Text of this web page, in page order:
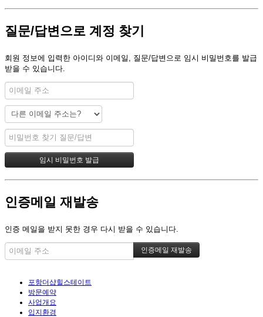
질문/답변으로 계정 찾기
회원 정보에 입력한 아이디와 이메일, 질문/답변으로 임시 비밀번호를 발급
받을 수 있습니다.
인증메일 재발송
인증 메일을 받지 못한 경우 다시 받을 수 있습니다.
포항더샵힐스테이트
방문예약
사업개요
입지환경